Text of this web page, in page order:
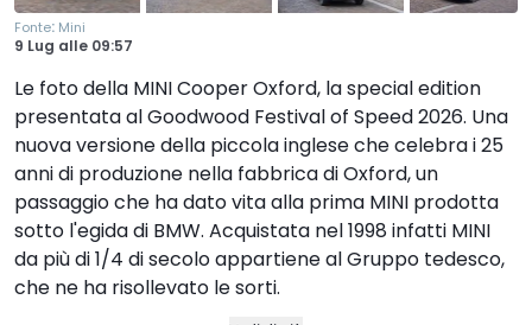
Fonte: Mini
9 Lug alle 09:57
Le foto della MINI Cooper Oxford, la special edition
presentata al Goodwood Festival of Speed 2026. Una
nuova versione della piccola inglese che celebra i 25
anni di produzione nella fabbrica di Oxford, un
passaggio che ha dato vita alla prima MINI prodotta
sotto l'egida di BMW. Acquistata nel 1998 infatti MINI
da più di 1/4 di secolo appartiene al Gruppo tedesco,
che ne ha risollevato le sorti.